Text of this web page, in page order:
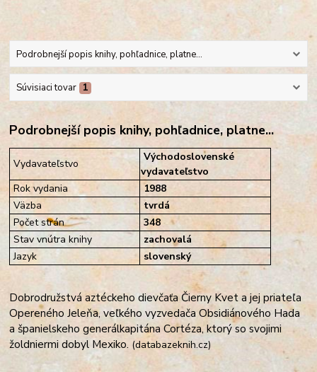
Podrobnejší popis knihy, pohľadnice, platne...
Súvisiaci tovar 1
Podrobnejší popis knihy, pohľadnice, platne...
Vydavateľstvo
Východoslovenské
vydavateľstvo
Rok vydania
1988
Väzba
tvrdá
Počet strán
348
Stav vnútra knihy
zachovalá
Jazyk
slovenský
Dobrodružstvá aztéckeho dievčaťa Čierny Kvet a jej priateľa
Opereného Jeleňa, veľkého vyzvedača Obsidiánového Hada
a španielskeho generálkapitána Cortéza, ktorý so svojimi
žoldniermi dobyl Mexiko. (databazeknih.cz)